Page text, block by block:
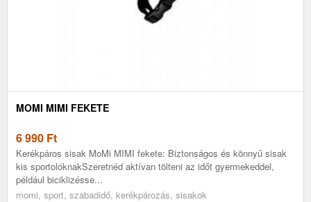
MOMI MIMI FEKETE
6 990 Ft
Kerékpáros sisak MoMi MIMI fekete: Biztonságos és könnyű sisak
kis sportolóknakSzeretnéd aktívan tölteni az időt gyermekeddel,
például biciklizésse...
momi, sport, szabadidő, kerékpározás, sisakok